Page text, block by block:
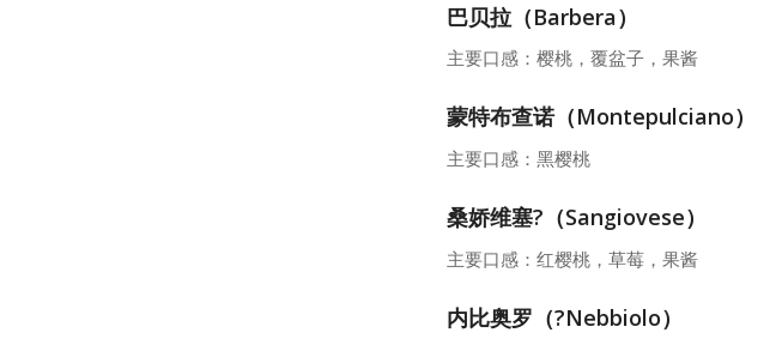
巴贝拉（Barbera）
主要口感：樱桃，覆盆子，果酱
蒙特布查诺（Montepulciano）
主要口感：黑樱桃
桑娇维塞?（Sangiovese）
主要口感：红樱桃，草莓，果酱
内比奥罗（?Nebbiolo）